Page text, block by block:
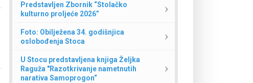
Predstavljen Zbornik “Stolačko
kulturno proljeće 2026”
Foto: Obilježena 34. godišnjica
oslobođenja Stoca
U Stocu predstavljena knjiga Željka
Raguža "Razotkrivanje nametnutih
narativa Samoprogon“